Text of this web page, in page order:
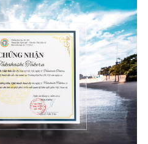
公式LINE